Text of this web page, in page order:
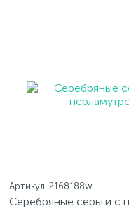
Артикул: 2168188w
Серебряные серьги с